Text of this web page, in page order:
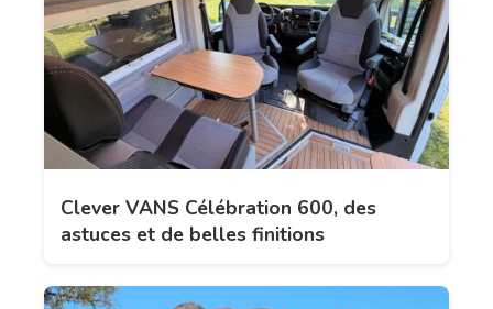
Clever VANS Célébration 600, des
astuces et de belles finitions